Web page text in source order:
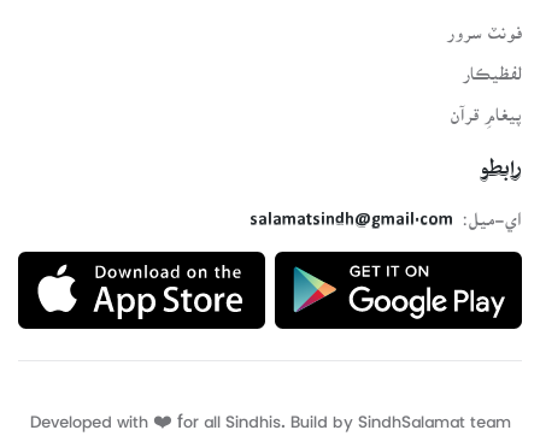
فونٽ سرور
لفظيڪار
پيغامِ قرآن
رابطو
اي-ميل:
salamatsindh@gmail.com
Developed with ❤️ for all Sindhis. Build by